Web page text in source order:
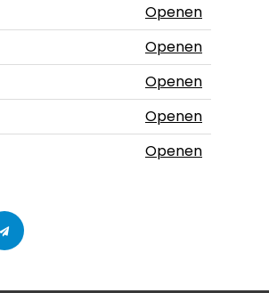
Openen
Openen
Openen
Openen
Openen